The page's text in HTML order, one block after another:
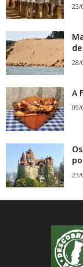
23/
28/
A
09/
23/